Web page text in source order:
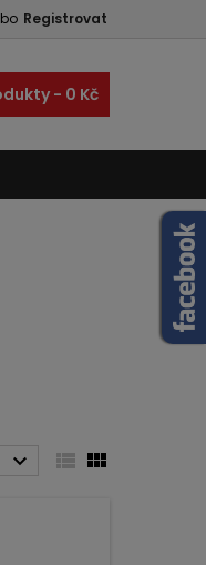
Registrovat
- 0 Kč
  